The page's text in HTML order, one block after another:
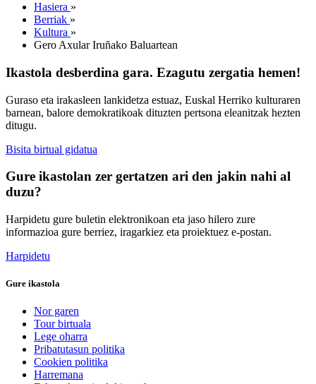
Hasiera »
Berriak »
Kultura »
Gero Axular Iruñako Baluartean
Ikastola desberdina gara. Ezagutu zergatia hemen!
Guraso eta irakasleen lankidetza estuaz, Euskal Herriko kulturaren
barnean, balore demokratikoak dituzten pertsona eleanitzak hezten
ditugu.
Bisita birtual gidatua
Gure ikastolan zer gertatzen ari den jakin nahi al
duzu?
Harpidetu gure buletin elektronikoan eta jaso hilero zure
informazioa gure berriez, iragarkiez eta proiektuez e-postan.
Harpidetu
Gure ikastola
Nor garen
Tour birtuala
Lege oharra
Pribatutasun politika
Cookien politika
Harremana